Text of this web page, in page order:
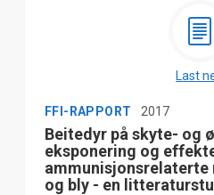
Last
FFI-RAPPORT 2017
Beitedyr på skyte- og
eksponering og
ammunisjonsrelaterte
og bly - en